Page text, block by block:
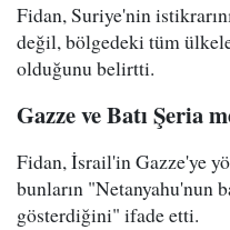
Fidan, Suriye'nin
değil, bölgedeki tüm
olduğunu belirtti.
Gazze ve Batı Şeria
Fidan, İsrail'in Gazze'ye
bunların "Netanyahu'nun
gösterdiğini" ifade etti.